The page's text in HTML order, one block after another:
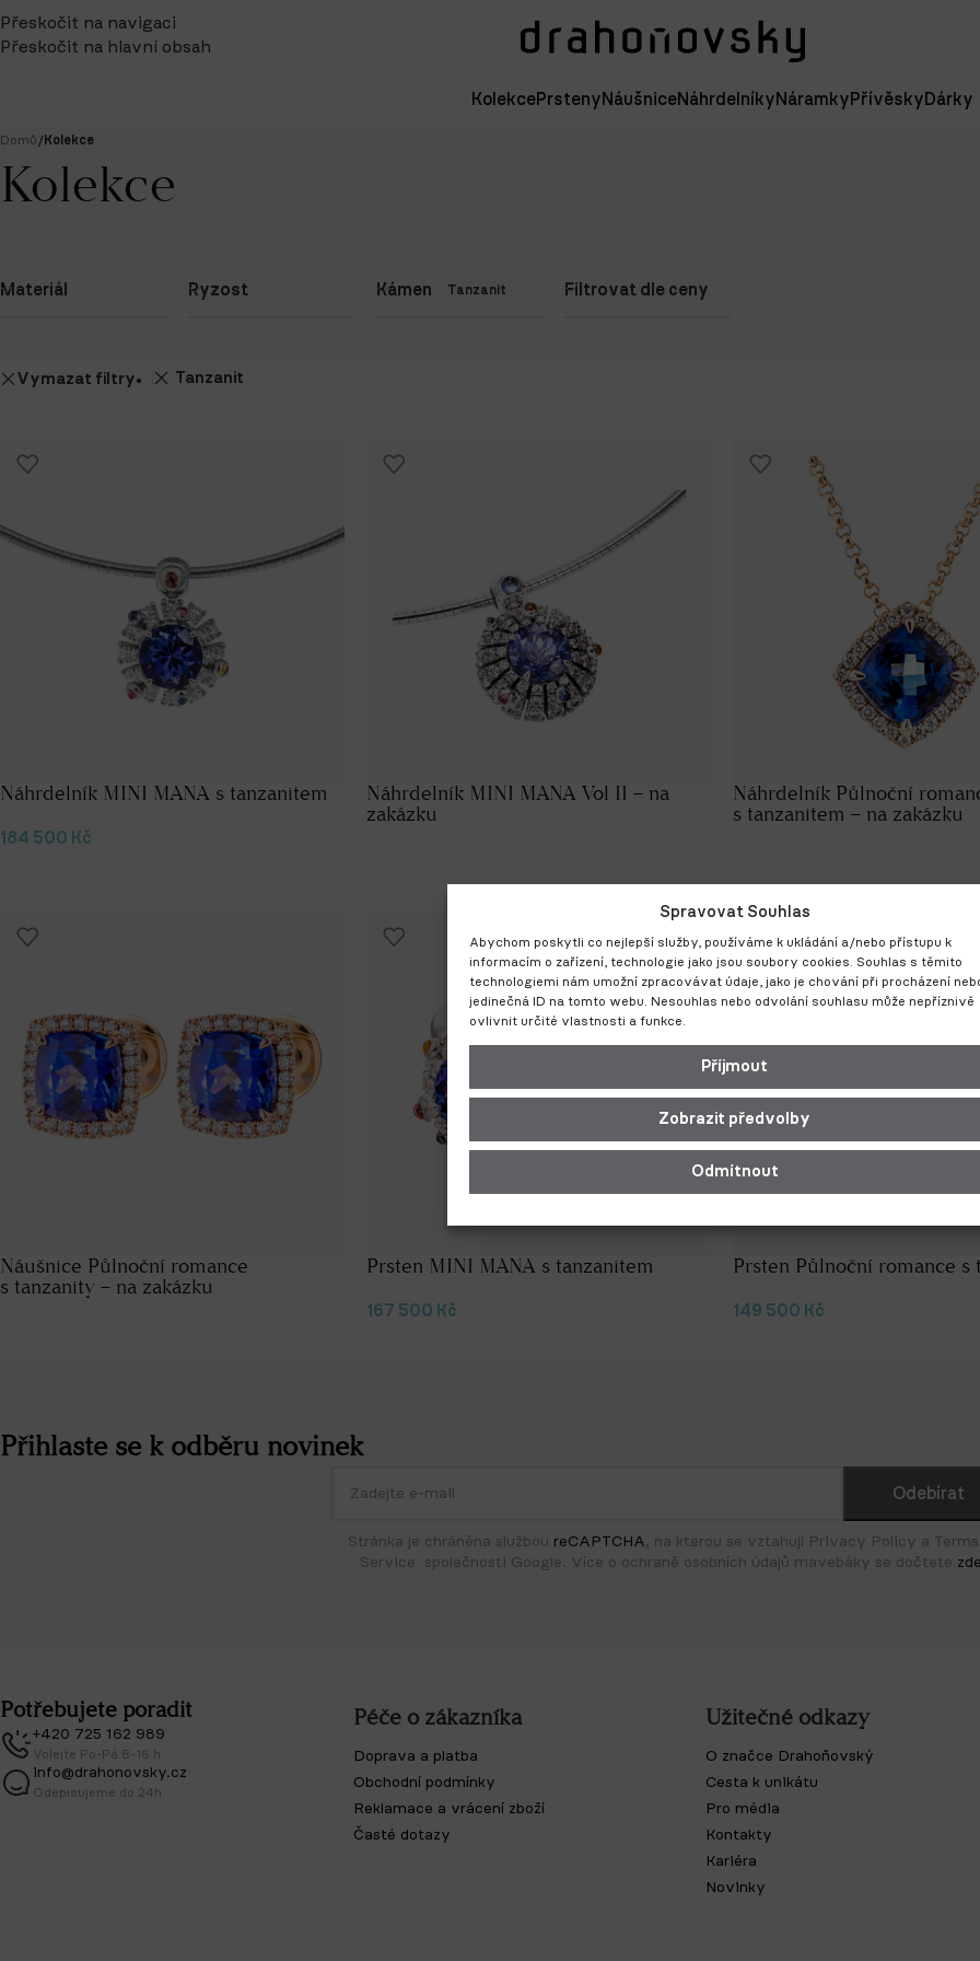
Spravovat Souhlas
Abychom poskytli co nejlepší služby, používáme k ukládání a/nebo přístupu k
informacím o zařízení, technologie jako jsou soubory cookies. Souhlas s těmito
technologiemi nám umožní zpracovávat údaje, jako je chování při procházení
jedinečná ID na tomto webu. Nesouhlas nebo odvolání souhlasu může nepříznivě
ovlivnit určité vlastnosti a funkce.
Příjmout
Odmítnout
Zobrazit předvolby
Přeskočit na navigaci
Přeskočit na hlavní obsah
KolekcePrsteny NáušniceNáhrdelníky Náramky Přívěsky Dárky
Domů /Kolekce
Kolekce
Materiál Ryzost Kámen Tanzanit Filtrovat dle ceny
Vymazat filtry Tanzanit
Náhrdelník MINI MANA s tanzanitem
184 500 Kč
Náhrdelník MINI MANA Vol II – na
zakázku
Náhrdelník Půlnoční
s tanzanitem – na zakázku
Náušnice Půlnoční romance
s tanzanity – na zakázku
Prsten MINI MANA s tanzanitem
167 500 Kč
Prsten Půlnoční romance s
149 500 Kč
Přihlaste se k odběru novinek
Stránka je chráněna službou reCAPTCHA, na kterou se vztahují Privacy Policy a
Service společnosti Google. Více o ochraně osobních údajů mavebáky se dočtete zde
Potřebujete poradit
+420 725 162 989
Volejte Po-Pá 8-16 h
info@drahonovsky.cz
Odepisujeme do 24h
Péče o zákazníka
Doprava a platba
Obchodní podmínky
Reklamace a vrácení zboží
Časté dotazy
Užitečné odkazy
O značce Drahoňovský
Cesta k unikátu
Pro média
Kontakty
Kariéra
Novinky